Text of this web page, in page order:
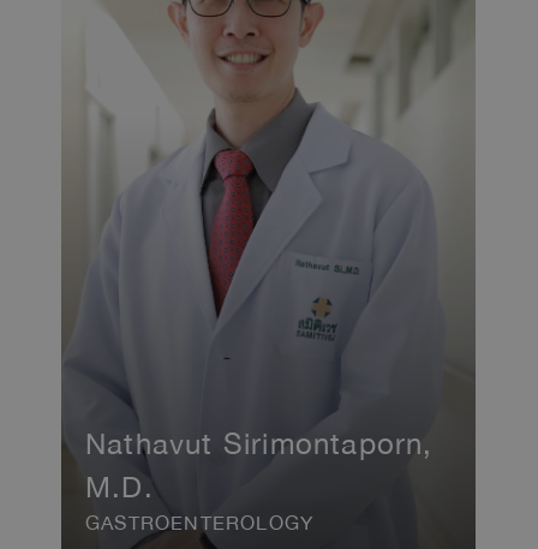
Nathavut Sirimontaporn,
M.D.
GASTROENTEROLOGY